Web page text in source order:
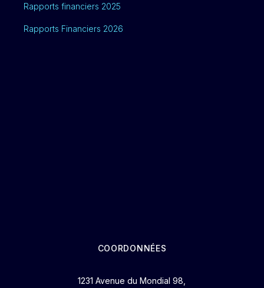
Rapports financiers 2025
Rapports Financiers 2026
COORDONNÉES
1231 Avenue du Mondial 98,